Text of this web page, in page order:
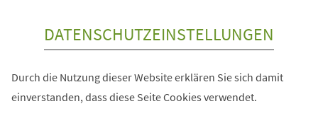
DATENSCHUTZEINSTELLUNGEN
Durch die Nutzung dieser Website erklären Sie sich damit
einverstanden, dass diese Seite Cookies verwendet.